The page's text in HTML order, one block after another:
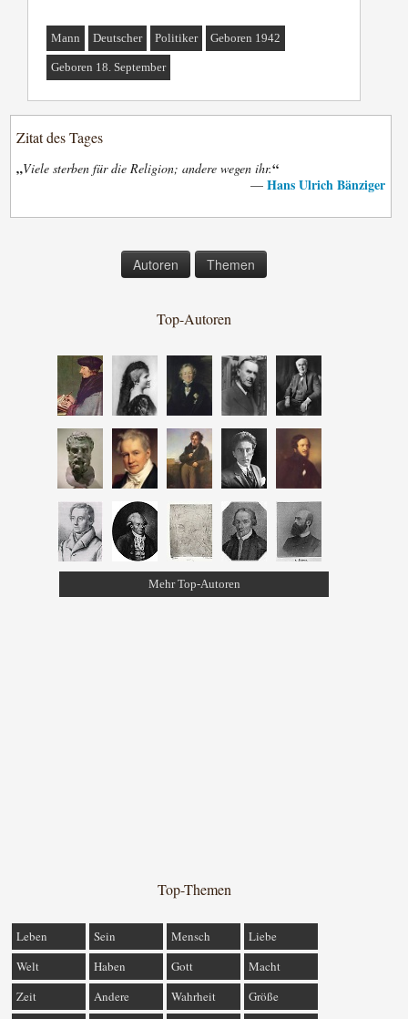
Mann Deutscher Politiker Geboren 1942
Geboren 18. September
Zitat des Tages
„Viele sterben für die Religion; andere wegen ihr.“
— Hans Ulrich Bänziger
Autoren Themen
Top-Autoren
Mehr Top-Autoren
Top-Themen
Leben Sein Mensch
Liebe
Welt
Haben Gott
Macht
Zeit
Andere Wahrheit
Größe